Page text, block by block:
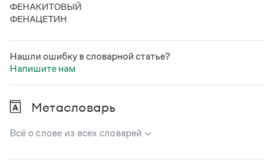
Словари
Научпоп
Учебники и справочники
Все книги
ФЕНАКИТОВЫЙ
ФЕНАЦЕТИН
Нашли ошибку в словарной статье?
Напишите нам
Метасловарь
Всё о слове из всех словарей
В метасловаре Грамоты в удобном виде собрана вся